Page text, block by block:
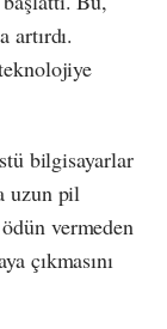
bilgisayarlar
uzun pil
vermeden
çıkmasını